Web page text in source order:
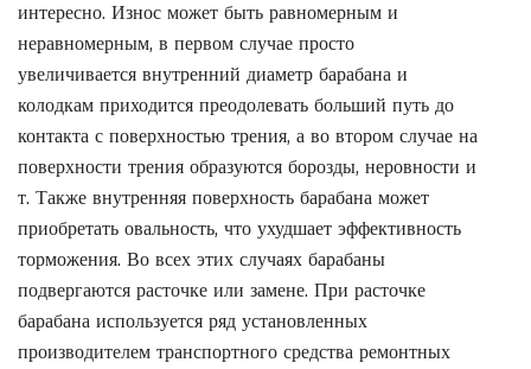
интересно. Износ может быть равномерным и
неравномерным, в первом случае просто
увеличивается внутренний диаметр барабана и
колодкам приходится преодолевать больший путь до
контакта с поверхностью трения, а во втором случае на
поверхности трения образуются борозды, неровности и
т. Также внутренняя поверхность барабана может
приобретать овальность, что ухудшает эффективность
торможения. Во всех этих случаях барабаны
подвергаются расточке или замене. При расточке
барабана используется ряд установленных
производителем транспортного средства ремонтных